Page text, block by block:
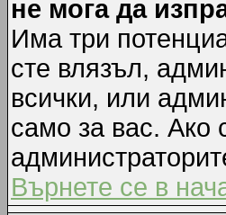
не мога да
Има три
сте влязъл,
всички, или
само за вас. Ако
Върнете се в